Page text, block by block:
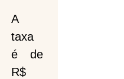
A
taxa
é de
R$